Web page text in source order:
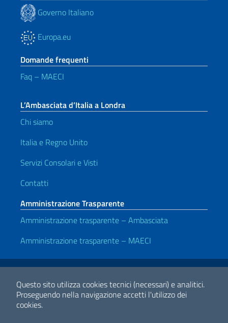
Questo sito utilizza cookies tecnici (necessari) e analitici.
Proseguendo nella navigazione accetti l'utilizzo dei
cookies.
Governo Italiano
Europa.eu
Domande frequenti
Faq – MAECI
L’Ambasciata d’Italia a Londra
Chi siamo
Italia e Regno Unito
Servizi Consolari e Visti
Contatti
Amministrazione Trasparente
Amministrazione trasparente – Ambasciata
Amministrazione trasparente – MAECI
Link Utili